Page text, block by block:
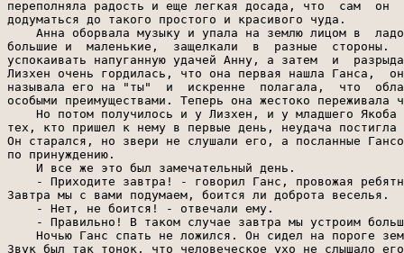
переполняла радость и еще легкая досада, что  сам  он
додуматься до такого простого и красивого чуда.
Анна оборвала музыку и упала на землю лицом в
большие и  маленькие,  защелкали  в  разные  стороны.
успокаивать напуганную удачей Анну, а затем  и
Лизхен очень гордилась, что она первая нашла Ганса,
называла его на "ты"  и  искренне  полагала,  что
особыми преимуществами. Теперь она жестоко переживала
Но потом получилось и у Лизхен, и у младшего Якоба
тех, кто пришел к нему в первые день, неудача постигла
Он старался, но звери не слушали его, а посланные
по принуждению.
    И все же это был замечательный день.
- Приходите завтра! - говорил Ганс, провожая
Завтра мы с вами подумаем, боится ли доброта веселья.
    - Нет, не боится! - отвечали ему.
- Правильно! В таком случае завтра мы устроим
Ночью Ганс спать не ложился. Он сидел на пороге
Звук был так тонок, что человеческое ухо не слышало